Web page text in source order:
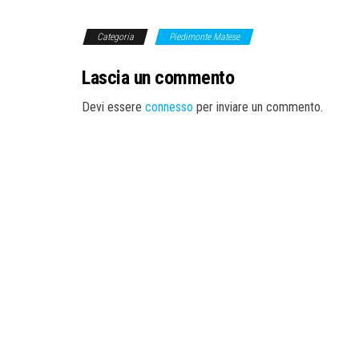
Categoria Piedimonte Matese
Lascia un commento
Devi essere connesso per inviare un commento.